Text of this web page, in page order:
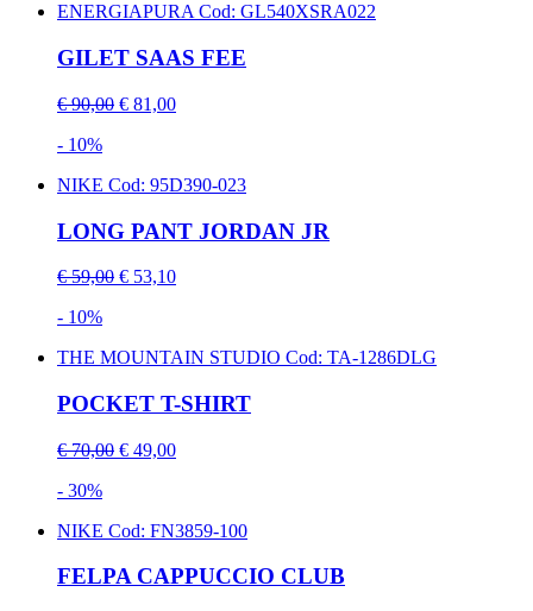
ENERGIAPURA Cod: GL540XSRA022
GILET SAAS FEE
€ 90,00 € 81,00
- 10%
NIKE Cod: 95D390-023
LONG PANT JORDAN JR
€ 59,00 € 53,10
- 10%
THE MOUNTAIN STUDIO Cod: TA-1286DLG
POCKET T-SHIRT
€ 70,00 € 49,00
- 30%
NIKE Cod: FN3859-100
FELPA CAPPUCCIO CLUB